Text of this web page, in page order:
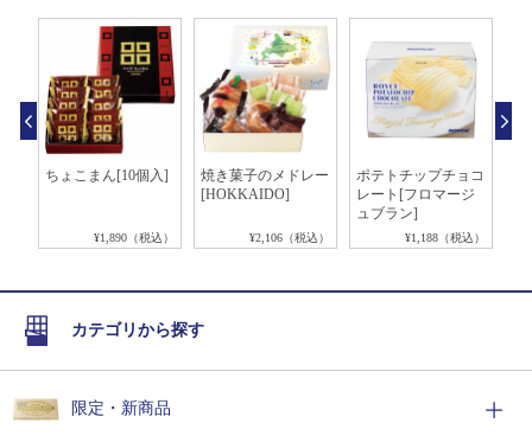
ちょこまん[10個入]
¥1,890（税込）
焼き菓子のメドレー
[HOKKAIDO]
¥2,106（税込）
ポテトチップチョコ
レート[フロマージ
ュブラン]
¥1,188（税込）
カテゴリから探す
限定・新商品